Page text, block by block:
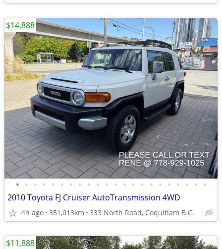
• • • • • • • • • • • • • • • • • • • • • •
2010 Toyota FJ Cruiser AutoTransmission 4WD
4h ago 351,013km 333 North Road, Coquitlam B.C.
$14,888
$11,888